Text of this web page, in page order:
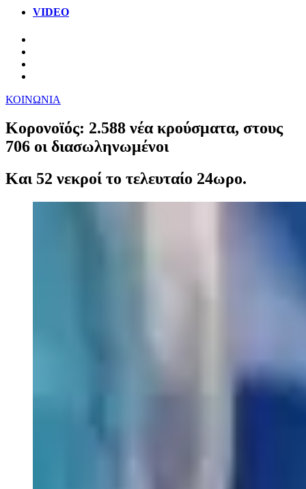
VIDEO
ΚΟΙΝΩΝΙΑ
Κορονοϊός: 2.588 νέα κρούσματα, στους
706 οι διασωληνωμένοι
Και 52 νεκροί το τελευταίο 24ωρο.